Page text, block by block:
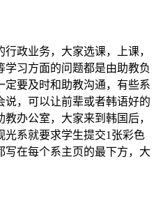
政业务，大家选课，上课，
习方面的问题都是由助教负
定要及时和助教沟通，有些系
说，可以让前辈或者韩语好的
办公室，大家来到韩国后，
光系就要求学生提交1张彩色
写在每个系主页的最下方，大